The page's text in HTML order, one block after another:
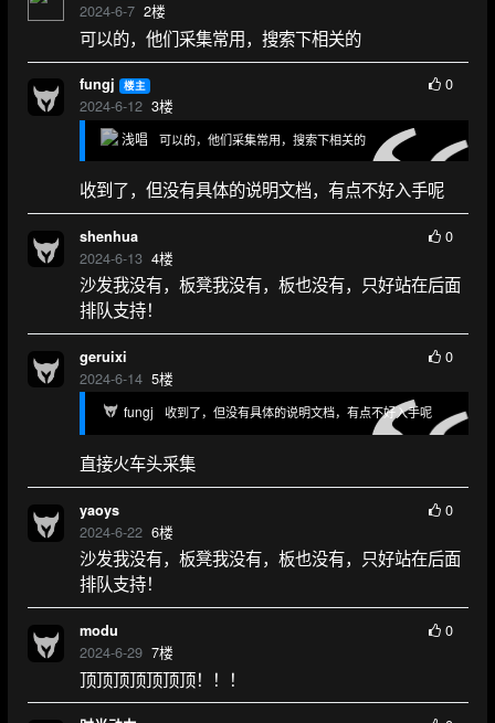
2024-6-7 2楼
可以的，他们采集常用，搜索下相关的
fungj 楼主
2024-6-12 3楼
0
浅唱 可以的，他们采集常用，搜索下相关的
收到了，但没有具体的说明文档，有点不好入手呢
shenhua
2024-6-13 4楼
0
沙发我没有，板凳我没有，板也没有，只好站在后面
排队支持！
geruixi
2024-6-14 5楼
0
fungj 收到了，但没有具体的说明文档，有点不好入手呢
直接火车头采集
yaoys
2024-6-22 6楼
0
沙发我没有，板凳我没有，板也没有，只好站在后面
排队支持！
modu
2024-6-29 7楼
0
顶顶顶顶顶顶顶！！！